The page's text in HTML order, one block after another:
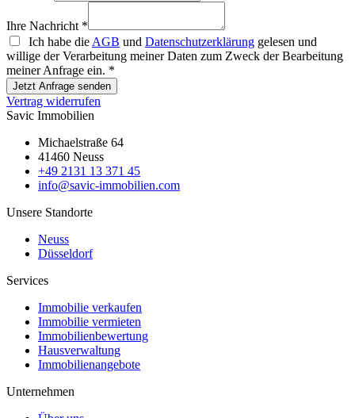
Ihre Nachricht *
Ich habe die AGB und Datenschutzerklärung gelesen und
willige der Verarbeitung meiner Daten zum Zweck der Bearbeitung
meiner Anfrage ein. *
Jetzt Anfrage senden
Vertrag widerrufen
Savic Immobilien
Michaelstraße 64
41460 Neuss
+49 2131 13 371 45
info@savic-immobilien.com
Unsere Standorte
Neuss
Düsseldorf
Services
Immobilie verkaufen
Immobilie vermieten
Immobilienbewertung
Hausverwaltung
Immobilienangebote
Unternehmen